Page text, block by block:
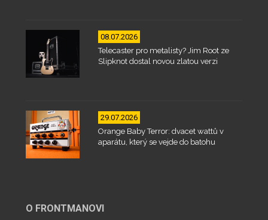
08.07.2026
Telecaster pro metalisty? Jim Root ze
Slipknot dostal novou zlatou verzi
29.07.2026
Orange Baby Terror: dvacet wattů v
aparátu, který se vejde do batohu
O FRONTMANOVI